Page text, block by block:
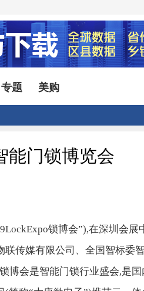
专题 美购
能门锁博览会
锁博会”),在深圳会展
传媒有限公司、全国智标委
博会是智能门锁行业盛会,是